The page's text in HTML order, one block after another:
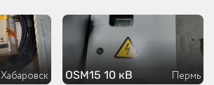
Хабаровск OSM15 10 кВ Пермь